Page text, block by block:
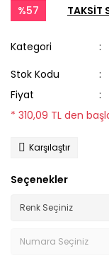
%57 TAKSİT
Kategori
Stok Kodu
Fiyat
* 310,09 TL den
Karşılaştır
Seçenekler